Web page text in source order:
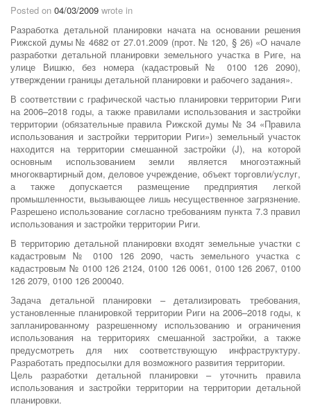
Posted on 04/03/2009 wrote in
Разработка детальной планировки начата на основании решения
Рижской думы № 4682 от 27.01.2009 (прот. № 120, § 26) «О начале
разработки детальной планировки земельного участка в Риге, на
улице Вишкю, без номера (кадастровый № 0100 126 2090),
утверждении границы детальной планировки и рабочего задания».
В соответствии с графической частью планировки территории Риги
на 2006–2018 годы, а также правилами использования и застройки
территории (обязательные правила Рижской думы № 34 «Правила
использования и застройки территории Риги») земельный участок
находится на территории смешанной застройки (J), на которой
основным использованием земли является многоэтажный
многоквартирный дом, деловое учреждение, объект торговли/услуг,
а также допускается размещение предприятия легкой
промышленности, вызывающее лишь несущественное загрязнение.
Разрешено использование согласно требованиям пункта 7.3 правил
использования и застройки территории Риги.
В территорию детальной планировки входят земельные участки с
кадастровым № 0100 126 2090, часть земельного участка с
кадастровым № 0100 126 2124, 0100 126 0061, 0100 126 2067, 0100
126 2079, 0100 126 200040.
Задача детальной планировки – детализировать требования,
установленные планировкой территории Риги на 2006–2018 годы, к
запланированному разрешенному использованию и ограничения
использования на территориях смешанной застройки, а также
предусмотреть для них соответствующую инфраструктуру.
Разработать предпосылки для возможного развития территории.
Цель разработки детальной планировки – уточнить правила
использования и застройки территории на территории детальной
планировки.